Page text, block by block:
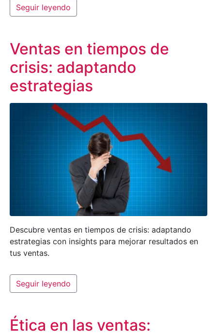
Seguir leyendo
Ventas en tiempos de
crisis: adaptando
estrategias
Descubre ventas en tiempos de crisis: adaptando
estrategias con insights para mejorar resultados en
tus ventas.
Seguir leyendo
Ética en las ventas: